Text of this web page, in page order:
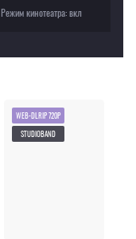
Режим кинотеатра:вкл
WEB-DLRIP 720P
STUDIOBAND